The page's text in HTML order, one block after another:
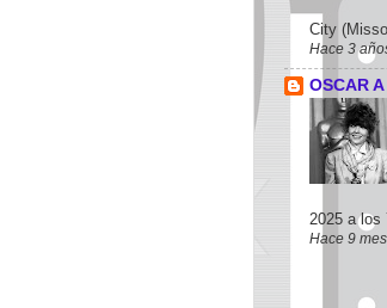
City
Hace 3
OSCAR
2025 a los
Hace 9